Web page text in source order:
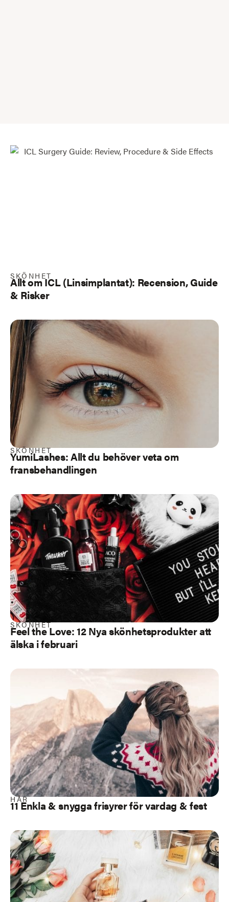
SKÖNHET
Allt om ICL (Linsimplantat): Recension, Guide
& Risker
SKÖNHET
YumiLashes: Allt du behöver veta om
fransbehandlingen
SKÖNHET
Feel the Love: 12 Nya skönhetsprodukter att
älska i februari
HÅR
11 Enkla & snygga frisyrer för vardag & fest